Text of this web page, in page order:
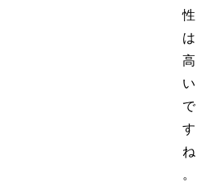
性
は
高
い
で
す
ね
。